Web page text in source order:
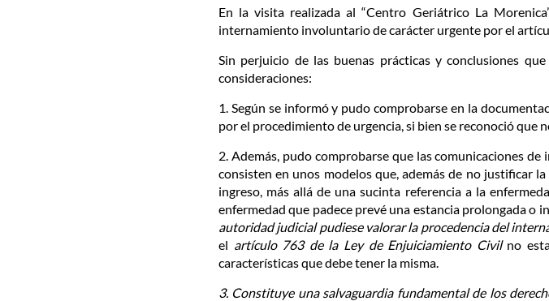
En la visita realizada al “Centro Geriátrico La
internamiento involuntario de carácter urgente por el
Sin perjuicio de las buenas prácticas y conclusiones
consideraciones:
1. Según se informó y pudo comprobarse en la
por el procedimiento de urgencia, si bien se reconoció que
2. Además, pudo comprobarse que las comunicaciones
consisten en unos modelos que, además de no justificar
ingreso, más allá de una sucinta referencia a la
enfermedad que padece prevé una estancia prolongada o
autoridad judicial pudiese valorar la procedencia del
el artículo 763 de la Ley de Enjuiciamiento Civil no
características que debe tener la misma.
3. Constituye una salvaguardia fundamental de los